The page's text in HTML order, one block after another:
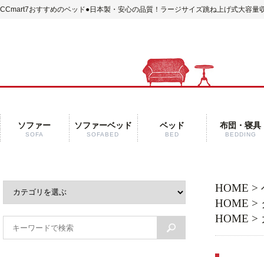
CCmart7おすすめのベッド●日本製・安心の品質！ラージサイズ跳ね上げ式大容量
ソファー
SOFA
ソファーベッド
SOFABED
ベッド
BED
布団・寝具
BEDDING
HOME >
HOME >
HOME >